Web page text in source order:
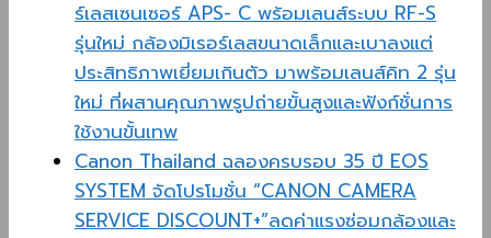
ร์เลสเซนเซอร์ APS- C พร้อมเลนส์ระบบ RF-S
รุ่นใหม่ กล้องมิเรอร์เลสขนาดเล็กและเบาลงแต่
ประสิทธิภาพเยี่ยมเกินตัว มาพร้อมเลนส์คิท 2 รุ่น
ใหม่ ที่ผสานคุณภาพรูปถ่ายขั้นสูงและฟังก์ชั่นการ
ใช้งานขั้นเทพ
Canon Thailand ฉลองครบรอบ 35 ปี EOS
SYSTEM จัดโปรโมชั่น “CANON CAMERA
SERVICE DISCOUNT+”ลดค่าแรงซ่อมกล้องและ